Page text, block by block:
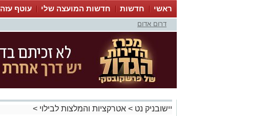
ראשי חדשות חדשות המועצה שלי עוטף עזה
אינדקס עסקים
דרום אדום
יישובניק נט > אטרקציות והמלצות לבילוי >